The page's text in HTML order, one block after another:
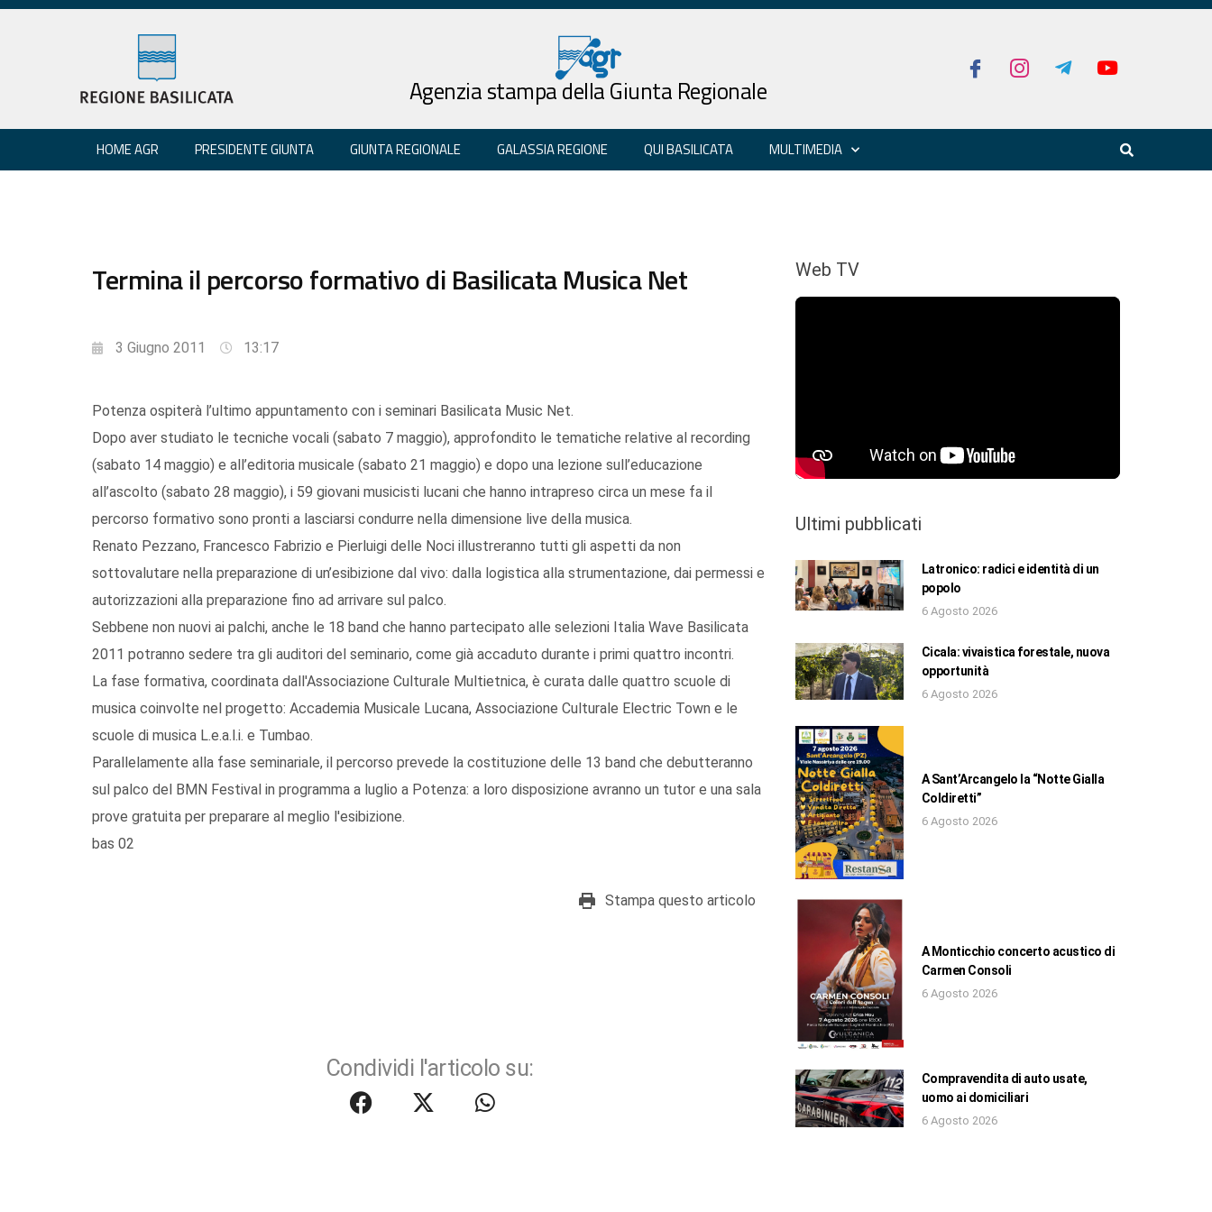
Agenzia stampa della Giunta Regionale
HOME AGR PRESIDENTE GIUNTA GIUNTA REGIONALE GALASSIA REGIONE QUI BASILICATA MULTIMEDIA
Termina il percorso formativo di Basilicata Musica Net
3 Giugno 2011 13:17
Potenza ospiterà l’ultimo appuntamento con i seminari Basilicata Music Net.
Dopo aver studiato le tecniche vocali (sabato 7 maggio), approfondito le tematiche relative al recording
(sabato 14 maggio) e all’editoria musicale (sabato 21 maggio) e dopo una lezione sull’educazione
all’ascolto (sabato 28 maggio), i 59 giovani musicisti lucani che hanno intrapreso circa un mese fa il
percorso formativo sono pronti a lasciarsi condurre nella dimensione live della musica.
Renato Pezzano, Francesco Fabrizio e Pierluigi delle Noci illustreranno tutti gli aspetti da non
sottovalutare nella preparazione di un’esibizione dal vivo: dalla logistica alla strumentazione, dai permessi e
autorizzazioni alla preparazione fino ad arrivare sul palco.
Sebbene non nuovi ai palchi, anche le 18 band che hanno partecipato alle selezioni Italia Wave Basilicata
2011 potranno sedere tra gli auditori del seminario, come già accaduto durante i primi quattro incontri.
La fase formativa, coordinata dall'Associazione Culturale Multietnica, è curata dalle quattro scuole di
musica coinvolte nel progetto: Accademia Musicale Lucana, Associazione Culturale Electric Town e le
scuole di musica L.e.a.l.i. e Tumbao.
Parallelamente alla fase seminariale, il percorso prevede la costituzione delle 13 band che debutteranno
sul palco del BMN Festival in programma a luglio a Potenza: a loro disposizione avranno un tutor e una sala
prove gratuita per preparare al meglio l'esibizione.
bas 02
Stampa questo articolo
Condividi l'articolo su:
Web TV
Ultimi pubblicati
Latronico: radici e identità di un
popolo
6 Agosto 2026
Cicala: vivaistica forestale, nuova
opportunità
6 Agosto 2026
A Sant’Arcangelo la “Notte Gialla
Coldiretti”
6 Agosto 2026
A Monticchio concerto acustico di
Carmen Consoli
6 Agosto 2026
Compravendita di auto usate,
uomo ai domiciliari
6 Agosto 2026